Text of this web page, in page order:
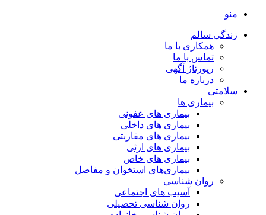
منو
زندگی سالم
همکاری با ما
تماس با ما
رپورتاژ آگهی
درباره ما
سلامتی
بیماری ها
بیماری های عفونی
بیماری های داخلی
بیماری های مقاربتی
بیماری های ارثی
بیماری های خاص
بیماری‌های استخوان و مفاصل
روان شناسی
آسیب های اجتماعی
روان شناسی تحصیلی